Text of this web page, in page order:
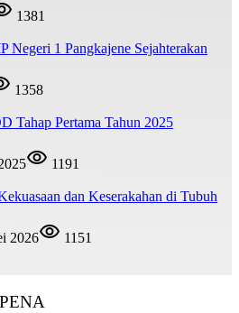
1381
Negeri 1 Pangkajene Sejahterakan
1358
Tahap Pertama Tahun 2025
1191
dan Keserakahan di Tubuh
2026 1151